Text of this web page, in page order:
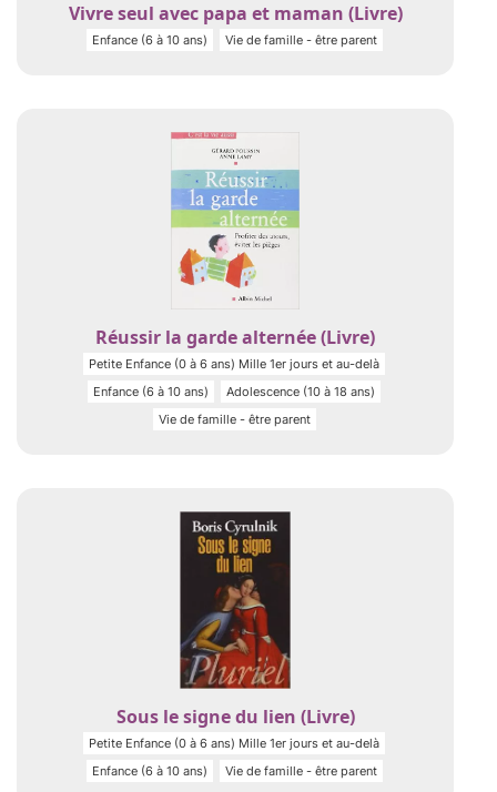
Vivre seul avec papa et maman (Livre)
Enfance (6 à 10 ans) Vie de famille - être parent
Réussir la garde alternée (Livre)
Petite Enfance (0 à 6 ans) Mille 1er jours et au-delà
Enfance (6 à 10 ans)
Adolescence (10 à 18 ans)
Vie de famille - être parent
Sous le signe du lien (Livre)
Petite Enfance (0 à 6 ans) Mille 1er jours et au-delà
Enfance (6 à 10 ans)
Vie de famille - être parent